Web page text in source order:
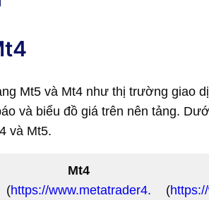
Mt5 và Mt4 như thị trường giao
và biểu đồ giá trên nên tảng.
và Mt5.
Mt4
(https://www.metatrader4.
(